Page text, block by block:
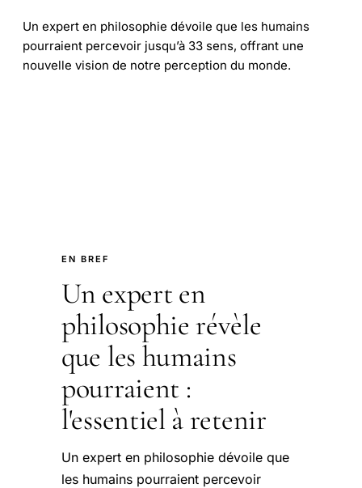
Un expert en philosophie dévoile que les humains
pourraient percevoir jusqu’à 33 sens, offrant une
nouvelle vision de notre perception du monde.
EN BREF
Un expert en
philosophie révèle
que les humains
pourraient :
l'essentiel à retenir
Un expert en philosophie dévoile que
les humains pourraient percevoir